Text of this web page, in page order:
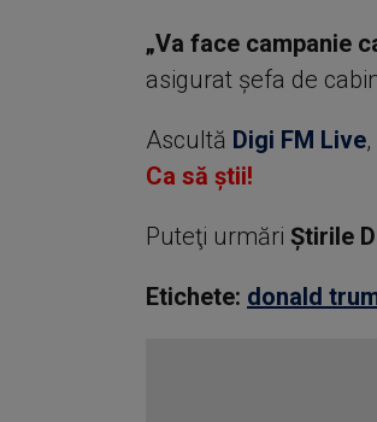
„Va face campanie
asigurat şefa de
Ascultă Digi FM Live
Ca să știi!
Puteţi urmări Știrile
Etichete: donald